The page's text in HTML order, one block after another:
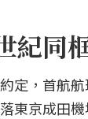
紀同
定，首航
東京成田